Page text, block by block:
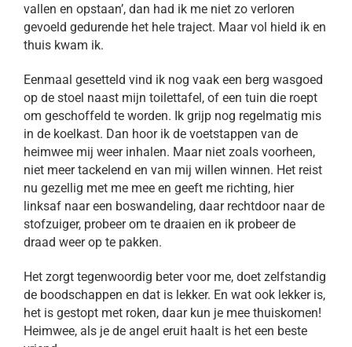
vallen en opstaan’, dan had ik me niet zo verloren
gevoeld gedurende het hele traject. Maar vol hield ik en
thuis kwam ik.
Eenmaal gesetteld vind ik nog vaak een berg wasgoed
op de stoel naast mijn toilettafel, of een tuin die roept
om geschoffeld te worden. Ik grijp nog regelmatig mis
in de koelkast. Dan hoor ik de voetstappen van de
heimwee mij weer inhalen. Maar niet zoals voorheen,
niet meer tackelend en van mij willen winnen. Het reist
nu gezellig met me mee en geeft me richting, hier
linksaf naar een boswandeling, daar rechtdoor naar de
stofzuiger, probeer om te draaien en ik probeer de
draad weer op te pakken.
Het zorgt tegenwoordig beter voor me, doet zelfstandig
de boodschappen en dat is lekker. En wat ook lekker is,
het is gestopt met roken, daar kun je mee thuiskomen!
Heimwee, als je de angel eruit haalt is het een beste